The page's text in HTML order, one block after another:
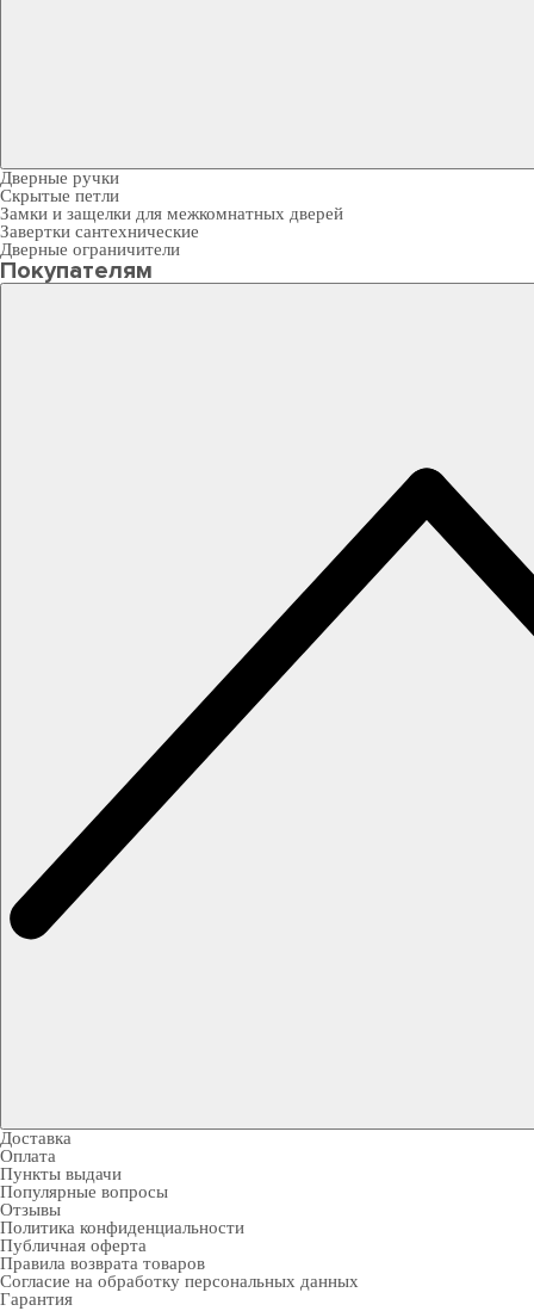
Дверные ручки
Скрытые петли
Замки и защелки для межкомнатных дверей
Завертки сантехнические
Дверные ограничители
Покупателям
Доставка
Оплата
Пункты выдачи
Популярные вопросы
Отзывы
Политика конфиденциальности
Публичная оферта
Правила возврата товаров
Согласие на обработку персональных данных
Гарантия